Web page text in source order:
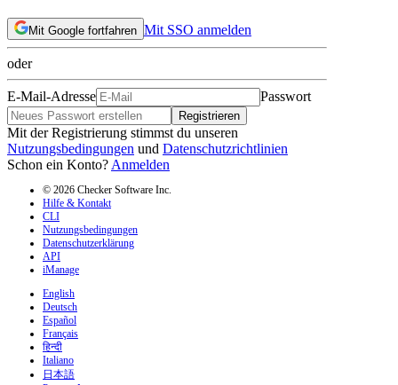
Mit Google fortfahren Mit SSO anmelden
oder
E-Mail-Adresse Passwort
Registrieren
Mit der Registrierung stimmst du unseren
Nutzungsbedingungen und Datenschutzrichtlinien
Schon ein Konto? Anmelden
© 2026 Checker Software Inc.
Hilfe & Kontakt
CLI
Nutzungsbedingungen
Datenschutzerklärung
API
iManage
English
Deutsch
Español
Français
हिन्दी
Italiano
日本語